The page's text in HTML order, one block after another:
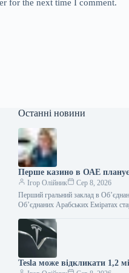
for the next time I comment.
Останні новини
Перше казино в ОАЕ
Ігор Олійник
Сер 8, 2026
Перший гральний заклад в
Об’єднаних Арабських Еміратах
Tesla може відкликати 1,2